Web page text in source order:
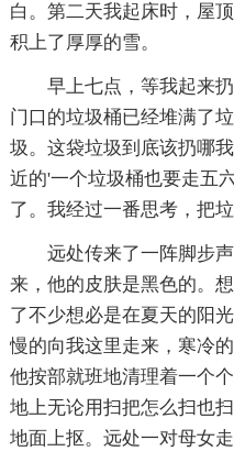
白。第二天我起床时，屋
积上了厚厚的雪。
早上七点，等我起来扔
门口的垃圾桶已经堆满了
圾。这袋垃圾到底该扔哪
近的'一个垃圾桶也要走五
了。我经过一番思考，把
远处传来了一阵脚步声
来，他的皮肤是黑色的。
了不少想必是在夏天的阳
慢的向我这里走来，寒冷
他按部就班地清理着一个
地上无论用扫把怎么扫也
地面上抠。远处一对母女